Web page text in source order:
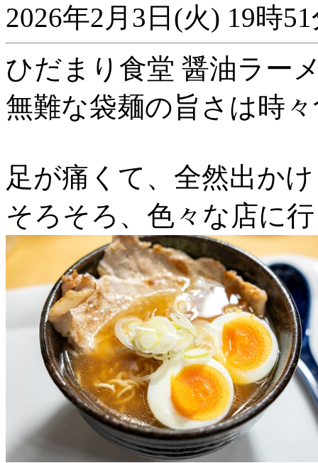
2026年2月3日(火) 19時
ひだまり食堂 醤油ラー
無難な袋麺の旨さは時
足が痛くて、全然出か
そろそろ、色々な店に